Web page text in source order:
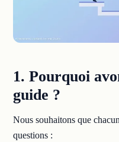
1. Pourquoi
guide ?
Nous souhaitons que
questions :